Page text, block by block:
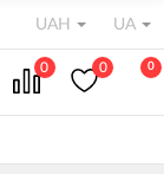
UAH UA
0 0 0